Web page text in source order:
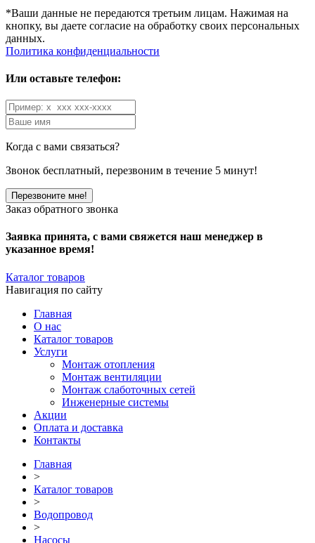
*Ваши данные не передаются третьим лицам. Нажимая на
кнопку, вы даете согласие на обработку своих персональных
данных.
Политика конфиденциальности
Или оставьте телефон:
Когда с вами связаться?
Звонок бесплатный, перезвоним в течение 5 минут!
Заказ обратного звонка
Заявка принята, с вами свяжется наш менеджер в
указанное время!
Каталог товаров
Навигация по сайту
Главная
О нас
Каталог товаров
Услуги
Монтаж отопления
Монтаж вентиляции
Монтаж слаботочных сетей
Инженерные системы
Акции
Оплата и доставка
Контакты
Главная
>
Каталог товаров
>
Водопровод
>
Насосы